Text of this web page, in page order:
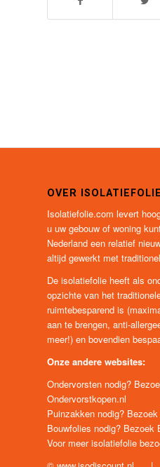
OVER
Isolatiefolie.com levert
u uw gebouw of woning
Nederland een relatief
altijd gewerkt met
De isolatiefolie heeft als
opzichte van het
ruimtebesparend is
aan te brengen, anti-
meer!) en bovendien
Onze andere websites:
Ondervorsten nodig?
Ondervorstkopen.nl
Puinzakken nodig? Bezoek
Bouwfolies nodig? Bezoek
Voor meer isolatiefolie